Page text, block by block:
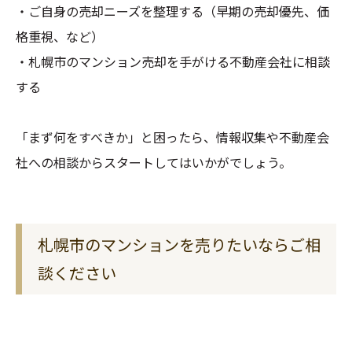
・ご自身の売却ニーズを整理する（早期の売却優先、価
格重視、など）
・札幌市のマンション売却を手がける不動産会社に相談
する
「まず何をすべきか」と困ったら、情報収集や不動産会
社への相談からスタートしてはいかがでしょう。
札幌市のマンションを売りたいならご相
談ください